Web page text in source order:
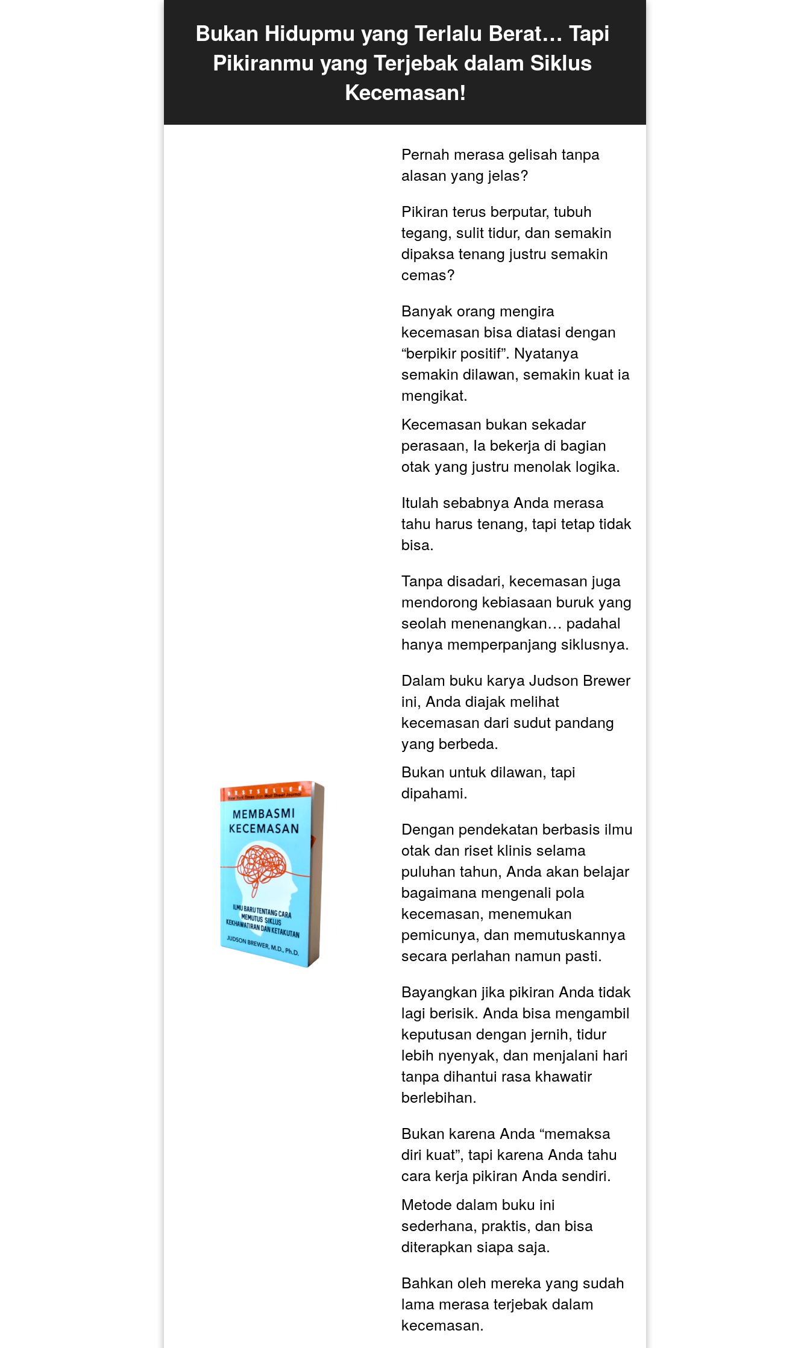
Bukan Hidupmu yang Terlalu Berat… Tapi
Pikiranmu yang Terjebak dalam Siklus
Kecemasan!
Pernah merasa gelisah tanpa
alasan yang jelas?
Pikiran terus berputar, tubuh
tegang, sulit tidur, dan semakin
dipaksa tenang justru semakin
cemas?
Banyak orang mengira
kecemasan bisa diatasi dengan
“berpikir positif”. Nyatanya
semakin dilawan, semakin kuat ia
mengikat.
Kecemasan bukan sekadar
perasaan, Ia bekerja di bagian
otak yang justru menolak logika.
Itulah sebabnya Anda merasa
tahu harus tenang, tapi tetap tidak
bisa.
Tanpa disadari, kecemasan juga
mendorong kebiasaan buruk yang
seolah menenangkan… padahal
hanya memperpanjang siklusnya.
Dalam buku karya Judson Brewer
ini, Anda diajak melihat
kecemasan dari sudut pandang
yang berbeda.
Bukan untuk dilawan, tapi
dipahami.
Dengan pendekatan berbasis ilmu
otak dan riset klinis selama
puluhan tahun, Anda akan belajar
bagaimana mengenali pola
kecemasan, menemukan
pemicunya, dan memutuskannya
secara perlahan namun pasti.
Bayangkan jika pikiran Anda tidak
lagi berisik. Anda bisa mengambil
keputusan dengan jernih, tidur
lebih nyenyak, dan menjalani hari
tanpa dihantui rasa khawatir
berlebihan.
Bukan karena Anda “memaksa
diri kuat”, tapi karena Anda tahu
cara kerja pikiran Anda sendiri.
Metode dalam buku ini
sederhana, praktis, dan bisa
diterapkan siapa saja.
Bahkan oleh mereka yang sudah
lama merasa terjebak dalam
kecemasan.